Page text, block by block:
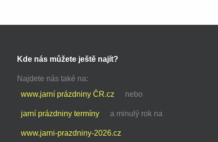
Kde nás můžete ještě najít?
Najdete nás také na:
www.jarní prázdniny ČR.cz
nebo
jarní prázdniny termíny a minulý rok na
www.jarni-prazdniny-2026.cz